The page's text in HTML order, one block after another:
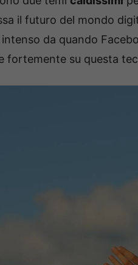
il futuro del mondo
da quando
fortemente su questa